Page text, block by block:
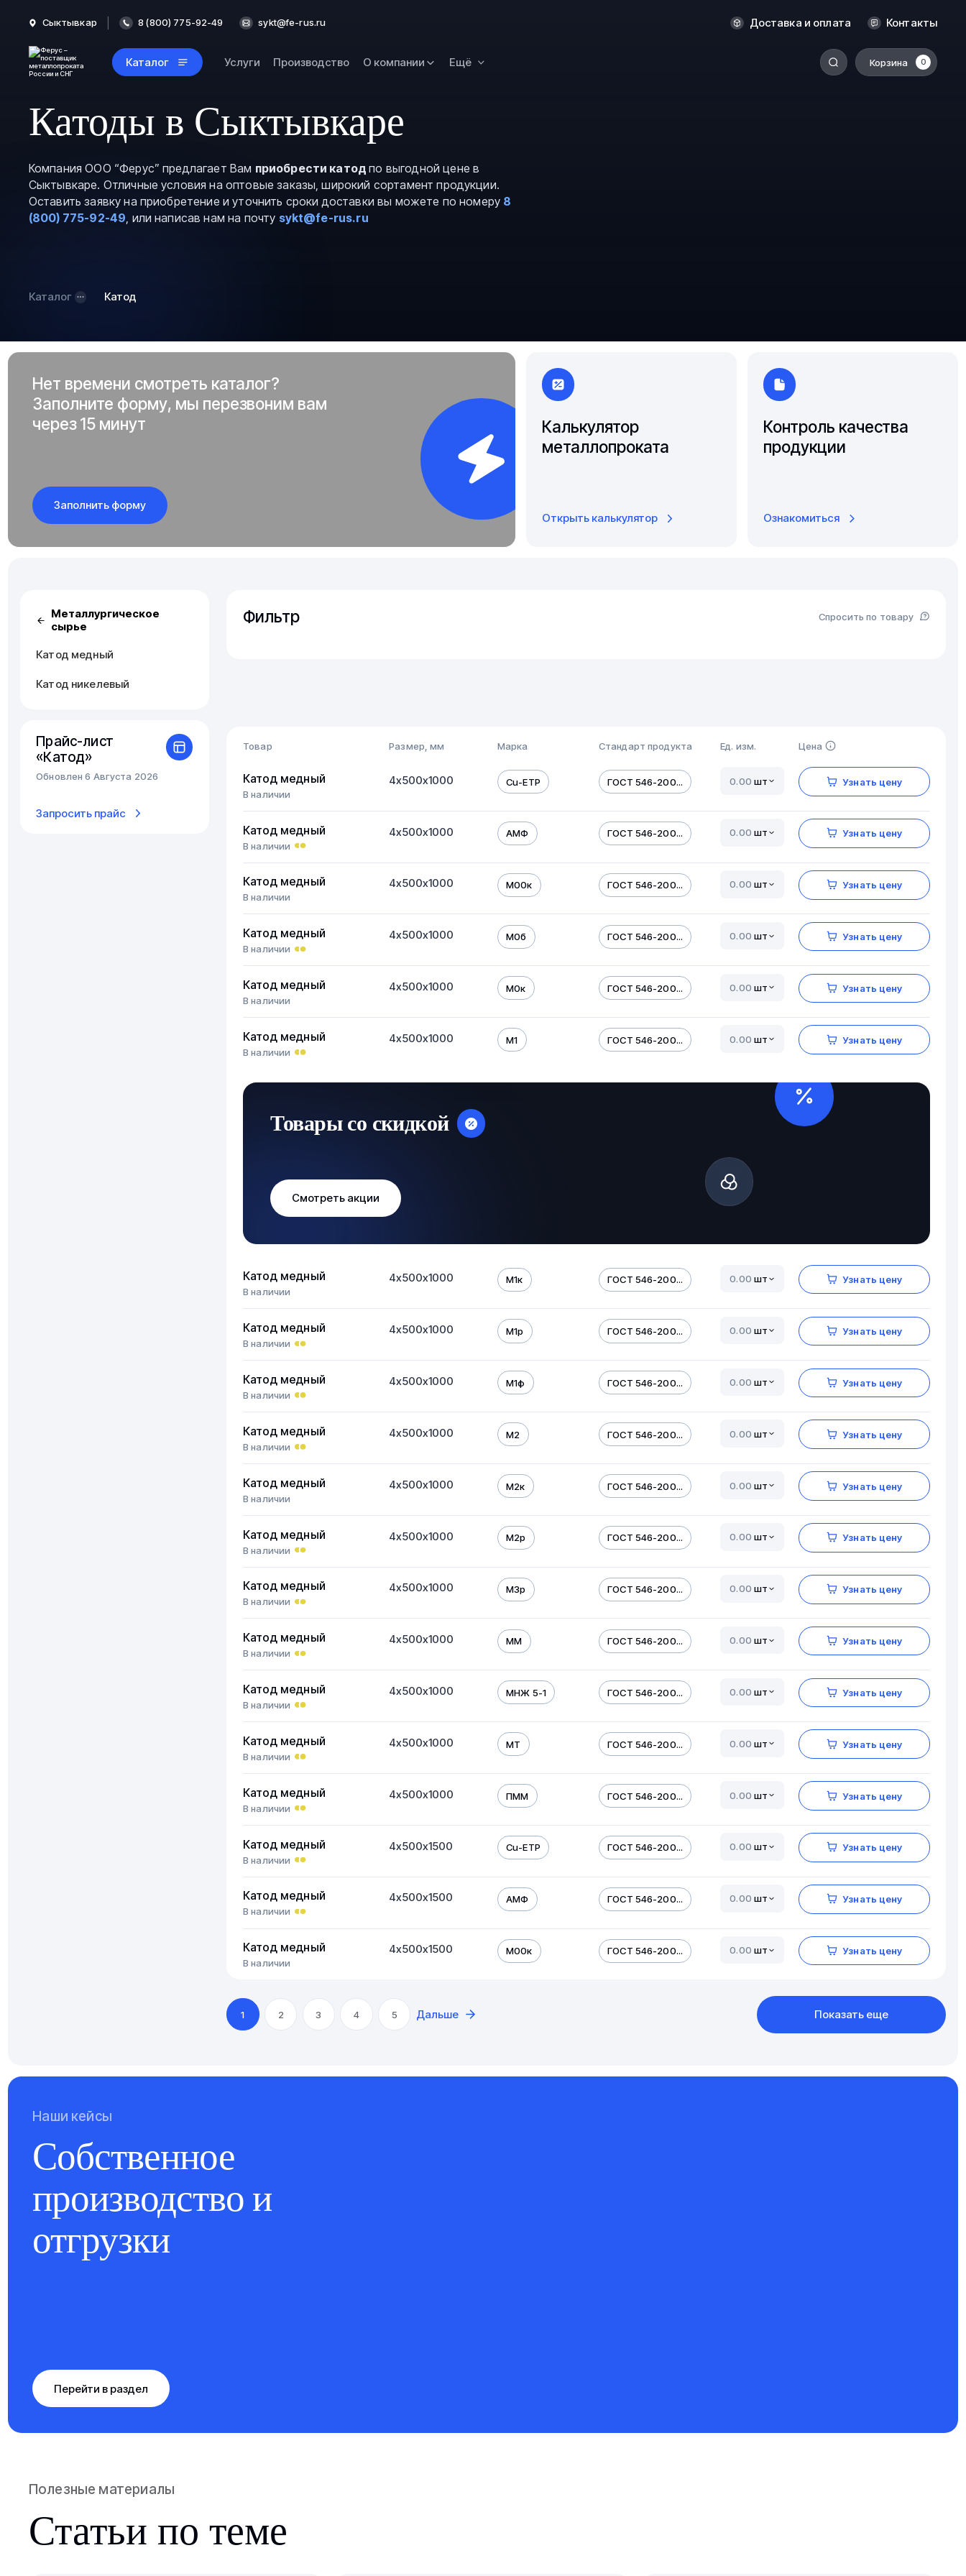
Сыктывкар 8 (800) 775-92-49 sykt@fe-rus.ru Доставка и оплата Контакты
Каталог Услуги Производство О компании Ещё Корзина 0
Оренбург
Пермь
Ростов-на-Дону
Катоды в Сыктывкаре
Компания ООО “Ферус” предлагает Вам приобрести катодпо выгодной цене в
Сыктывкаре. Отличные условия на оптовые заказы, широкий сортамент продукции.
Оставить заявку на приобретение и уточнить сроки доставки вы можете по номеру 8
(800) 775-92-49, или написав нам на почту sykt@fe-rus.ru
Каталог Катод
Нет времени смотреть каталог?
Заполните форму, мы перезвоним вам
через 15 минут
Заполнить форму
Калькулятор
металлопроката
Открыть калькулятор
Контроль качества
продукции
Ознакомиться
Металлургическое
сырье
Катод медный
Катод никелевый
Прайс-лист
«Катод»
Обновлен 6 Августа 2026
Запросить прайс
Фильтр Спросить по товару
Товар Размер, мм Марка Стандарт продукта Ед. изм. Цена
Катод медный
В наличии
4х500х1000 Cu-ETP ГОСТ 546-200... шт Узнать цену
Катод медный
В наличии
4х500х1000 АМФ ГОСТ 546-200... шт Узнать цену
Катод медный
В наличии
4х500х1000 М00к ГОСТ 546-200... шт Узнать цену
Катод медный
В наличии
4х500х1000 М0б ГОСТ 546-200... шт Узнать цену
Катод медный
В наличии
4х500х1000 М0к ГОСТ 546-200... шт Узнать цену
Катод медный
В наличии
4х500х1000 М1 ГОСТ 546-200... шт Узнать цену
Товары со скидкой
Смотреть акции
Катод медный
В наличии
4х500х1000 М1к ГОСТ 546-200... шт Узнать цену
Катод медный
В наличии
4х500х1000 М1р ГОСТ 546-200... шт Узнать цену
Катод медный
В наличии
4х500х1000 М1ф ГОСТ 546-200... шт Узнать цену
Катод медный
В наличии
4х500х1000 М2 ГОСТ 546-200... шт Узнать цену
Катод медный
В наличии
4х500х1000 М2к ГОСТ 546-200... шт Узнать цену
Катод медный
В наличии
4х500х1000 М2р ГОСТ 546-200... шт Узнать цену
Катод медный
В наличии
4х500х1000 М3р ГОСТ 546-200... шт Узнать цену
Катод медный
В наличии
4х500х1000 ММ ГОСТ 546-200... шт Узнать цену
Катод медный
В наличии
4х500х1000 МНЖ 5-1 ГОСТ 546-200... шт Узнать цену
Катод медный
В наличии
4х500х1000 МТ ГОСТ 546-200... шт Узнать цену
Катод медный
В наличии
4х500х1000 ПММ ГОСТ 546-200... шт Узнать цену
Катод медный
В наличии
4х500х1500 Cu-ETP ГОСТ 546-200... шт Узнать цену
Катод медный
В наличии
4х500х1500 АМФ ГОСТ 546-200... шт Узнать цену
Катод медный
В наличии
4х500х1500 М00к ГОСТ 546-200... шт Узнать цену
1 2 3 4 5 Дальше Показать еще
Наши кейсы
Собственное
производство и
отгрузки
Перейти в раздел
Полезные материалы
Статьи по теме